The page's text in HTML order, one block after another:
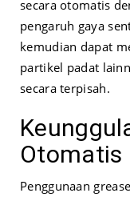
secara otomatis
pengaruh gaya
kemudian dapat
partikel padat
secara terpisah.
Otomatis
Penggunaan